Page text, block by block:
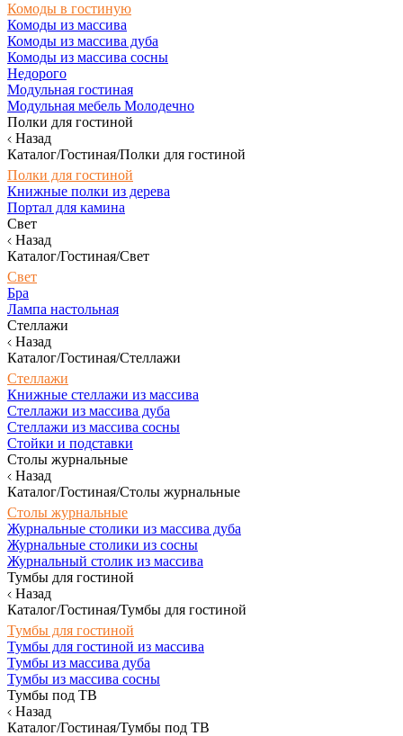
Комоды в гостиную
Комоды из массива
Комоды из массива дуба
Комоды из массива сосны
Недорого
Модульная гостиная
Модульная мебель Молодечно
Полки для гостиной
Назад
Каталог/Гостиная/Полки для гостиной
Полки для гостиной
Книжные полки из дерева
Портал для камина
Свет
Назад
Каталог/Гостиная/Свет
Свет
Бра
Лампа настольная
Стеллажи
Назад
Каталог/Гостиная/Стеллажи
Стеллажи
Книжные стеллажи из массива
Стеллажи из массива дуба
Стеллажи из массива сосны
Стойки и подставки
Столы журнальные
Назад
Каталог/Гостиная/Столы журнальные
Столы журнальные
Журнальные столики из массива дуба
Журнальные столики из сосны
Журнальный столик из массива
Тумбы для гостиной
Назад
Каталог/Гостиная/Тумбы для гостиной
Тумбы для гостиной
Тумбы для гостиной из массива
Тумбы из массива дуба
Тумбы из массива сосны
Тумбы под ТВ
Назад
Каталог/Гостиная/Тумбы под ТВ